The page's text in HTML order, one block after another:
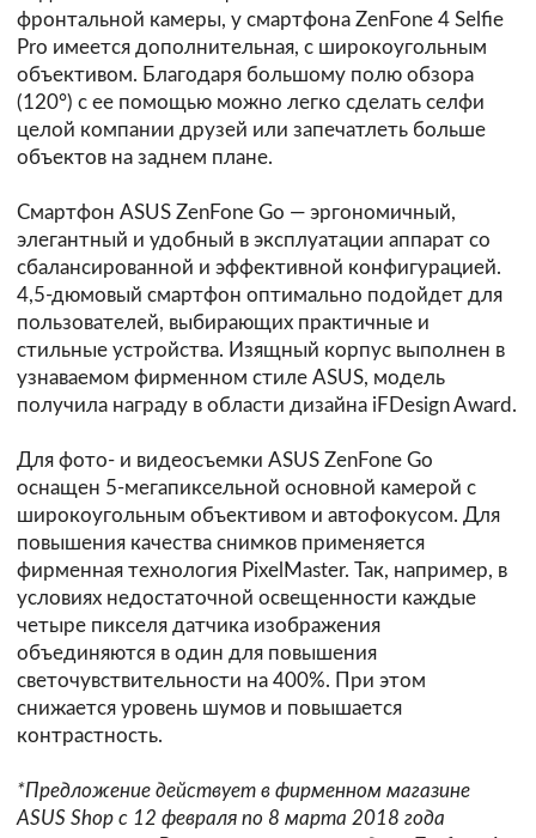
фронтальной камеры, у смартфона ZenFone 4 Selfie
Pro имеется дополнительная, с широкоугольным
объективом. Благодаря большому полю обзора
(120°) с ее помощью можно легко сделать селфи
целой компании друзей или запечатлеть больше
объектов на заднем плане.
Смартфон ASUS ZenFone Go — эргономичный,
элегантный и удобный в эксплуатации аппарат со
сбалансированной и эффективной конфигурацией.
4,5-дюмовый смартфон оптимально подойдет для
пользователей, выбирающих практичные и
стильные устройства. Изящный корпус выполнен в
узнаваемом фирменном стиле ASUS, модель
получила награду в области дизайна iFDesign Award.
Для фото- и видеосъемки ASUS ZenFone Go
оснащен 5-мегапиксельной основной камерой с
широкоугольным объективом и автофокусом. Для
повышения качества снимков применяется
фирменная технология PixelMaster. Так, например, в
условиях недостаточной освещенности каждые
четыре пикселя датчика изображения
объединяются в один для повышения
светочувствительности на 400%. При этом
снижается уровень шумов и повышается
контрастность.
*Предложение действует в фирменном магазине
ASUS Shop с 12 февраля по 8 марта 2018 года